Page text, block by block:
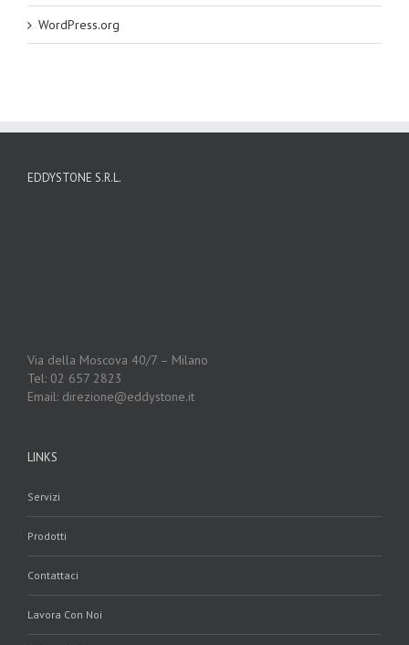
WordPress.org
EDDYSTONE S.R.L.
Via della Moscova 40/7 – Milano
Tel: 02 657 2823
Email: direzione@eddystone.it
LINKS
Servizi
Prodotti
Contattaci
Lavora Con Noi